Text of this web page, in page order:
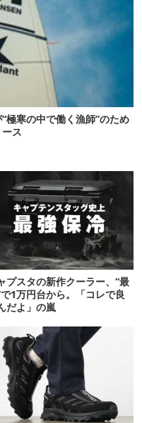
極寒の中で働く漁師”のため
ス
プスタの新作クーラー、“最
1万円台から。「コレで良
だよ」の嵐